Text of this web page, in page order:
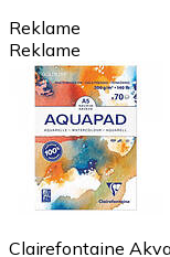
Reklame
Reklame
Clairefontaine